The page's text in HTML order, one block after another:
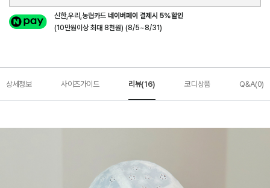
신한,우리,농협카드네이버페이 결제시 5%할인
(10만원이상 최대 8천원) (8/5~8/31)
상세정보 사이즈가이드 리뷰(16) 코디상품 Q&A(0)